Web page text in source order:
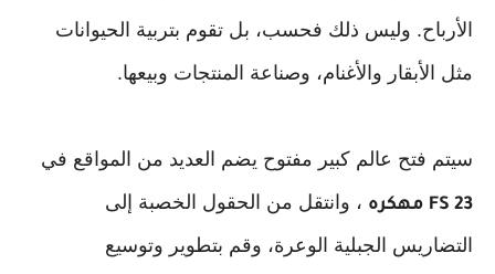
الأرباح. وليس ذلك فحسب، بل تقوم بتربية الحيوانات
مثل الأبقار والأغنام، وصناعة المنتجات وبيعها.
سيتم فتح عالم كبير مفتوح يضم العديد من المواقع في
FS 23 مهكره
، وانتقل من الحقول الخصبة إلى
التضاريس الجبلية الوعرة، وقم بتطوير وتوسيع